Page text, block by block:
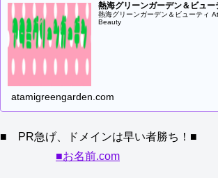
熱海グリーンガーデン＆ビュー
熱海グリーンガーデン＆ビューティ
Beauty
atamigreengarden.com
■ PR急げ、ドメインは早い者勝ち！■
■お名前.com